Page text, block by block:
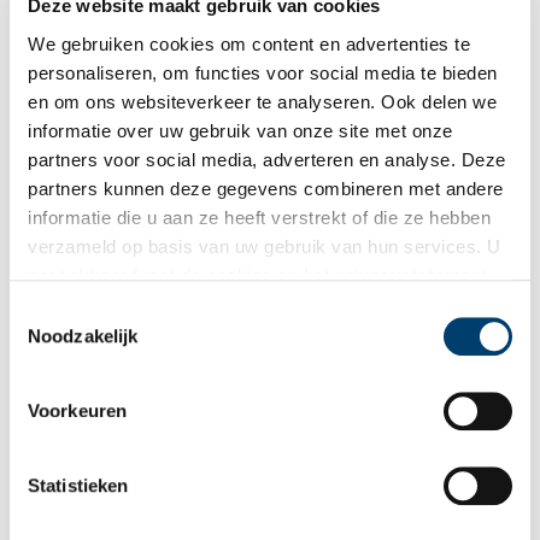
Deze website maakt gebruik van cookies
We gebruiken cookies om content en advertenties te
personaliseren, om functies voor social media te bieden
en om ons websiteverkeer te analyseren. Ook delen we
informatie over uw gebruik van onze site met onze
partners voor social media, adverteren en analyse. Deze
partners kunnen deze gegevens combineren met andere
informatie die u aan ze heeft verstrekt of die ze hebben
verzameld op basis van uw gebruik van hun services. U
Noodzakelijk
Voorkeuren
Statistieken
Bij inschrijving gaat u akkoord met ons privacybeleid
Aanvullingen
Vul deze informatie aan of geef een reactie.
schreef:
handig voor geschiedenis dankjewel
25/02/2025 om 14:28